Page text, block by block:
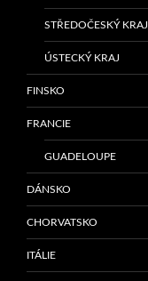
STŘEDOČESKÝ KRAJ
ÚSTECKÝ KRAJ
FINSKO
FRANCIE
GUADELOUPE
DÁNSKO
CHORVATSKO
ITÁLIE